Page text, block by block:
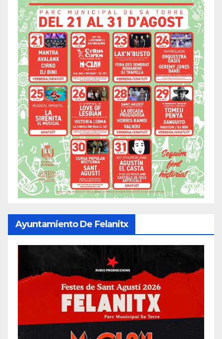
Ayuntamiento De Felanitx